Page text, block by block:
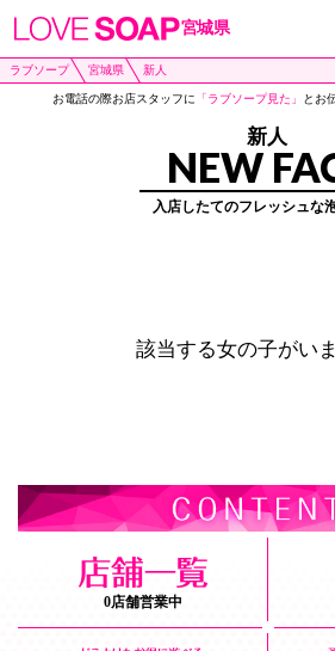
宮城県
ラブソープ 宮城県 新人
お電話の際お店スタッフに 「ラブソープ見た」 とお
新人
NEW
入店したてのフレッシュな
該当する女の子がいま
0店舗営業中